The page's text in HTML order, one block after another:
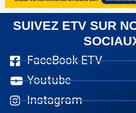
SUIVEZ ETV SUR
FaceBook ETV
Youtube
Instagram